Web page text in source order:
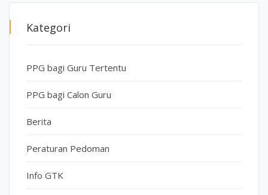
Kategori
PPG bagi Guru Tertentu
PPG bagi Calon Guru
Berita
Peraturan Pedoman
Info GTK